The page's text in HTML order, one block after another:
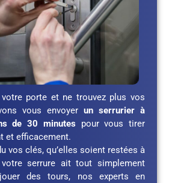
porte et ne trouvez plus vos
vous envoyer un serrurier à
de 30 minutes pour vous tirer
et efficacement.
vos clés, qu’elles soient restées à
votre serrure ait tout simplement
des tours, nos experts en